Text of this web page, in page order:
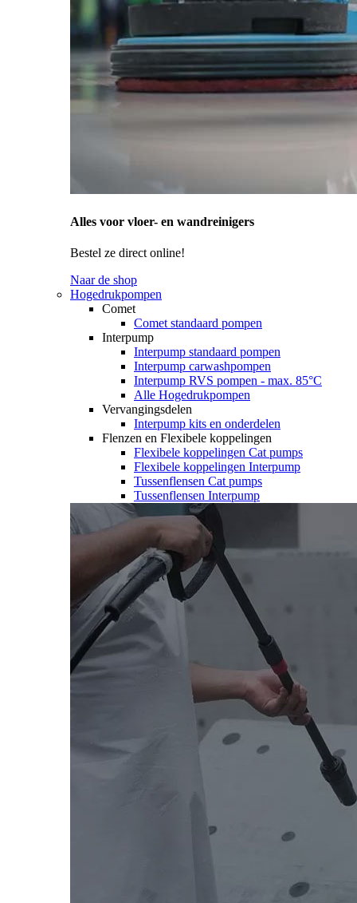
Alles voor vloer- en wandreinigers
Bestel ze direct online!
Naar de shop
Hogedrukpompen
Comet
Comet standaard pompen
Interpump
Interpump standaard pompen
Interpump carwashpompen
Interpump RVS pompen - max. 85°C
Alle Hogedrukpompen
Vervangingsdelen
Interpump kits en onderdelen
Flenzen en Flexibele koppelingen
Flexibele koppelingen Cat pumps
Flexibele koppelingen Interpump
Tussenflensen Cat pumps
Tussenflensen Interpump